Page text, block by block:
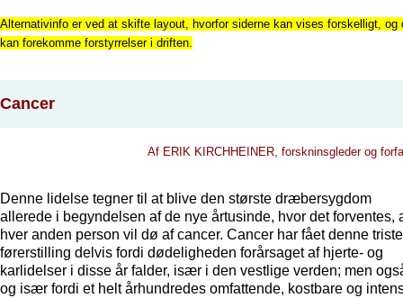
Alternativinfo er ved at skifte layout, hvorfor siderne kan vises forskelligt, og
kan forekomme forstyrrelser i driften.
Cancer
Af ERIK KIRCHHEINER, forskninsgleder og
Denne lidelse tegner til at blive den største dræbersygdom
allerede i begyndelsen af de nye årtusinde, hvor det forventes,
hver anden person vil dø af cancer. Cancer har fået denne triste
førerstilling delvis fordi dødeligheden forårsaget af hjerte- og
karlidelser i disse år falder, især i den vestlige verden; men
og især fordi et helt århundredes omfattende, kostbare og